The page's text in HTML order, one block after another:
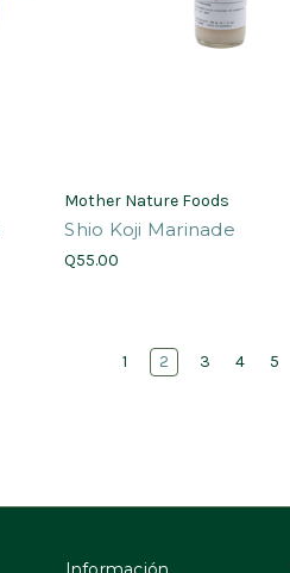
Mother Nature Foods
Shio Koji Marinade
Q55.00
1 2 3 4 5